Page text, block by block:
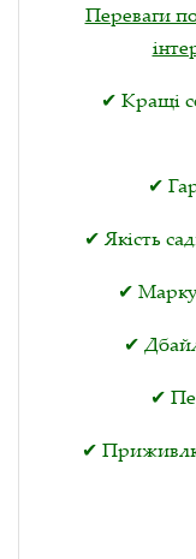
Переваги
✔ Кращі
✔
✔ Якість
✔
✔
✔
✔